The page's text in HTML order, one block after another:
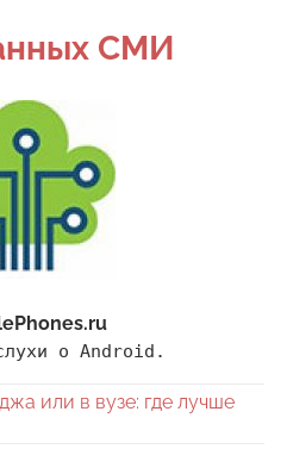
СМИ
о Android.
или в вузе: где лучше